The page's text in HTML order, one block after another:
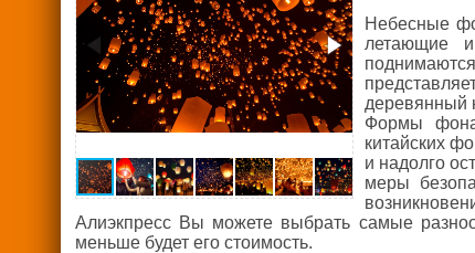
Небесные
летающие
деревянный
Формы
китайских
и надолго
меры
Алиэкпресс Вы можете выбрать самые
меньше будет его стоимость.